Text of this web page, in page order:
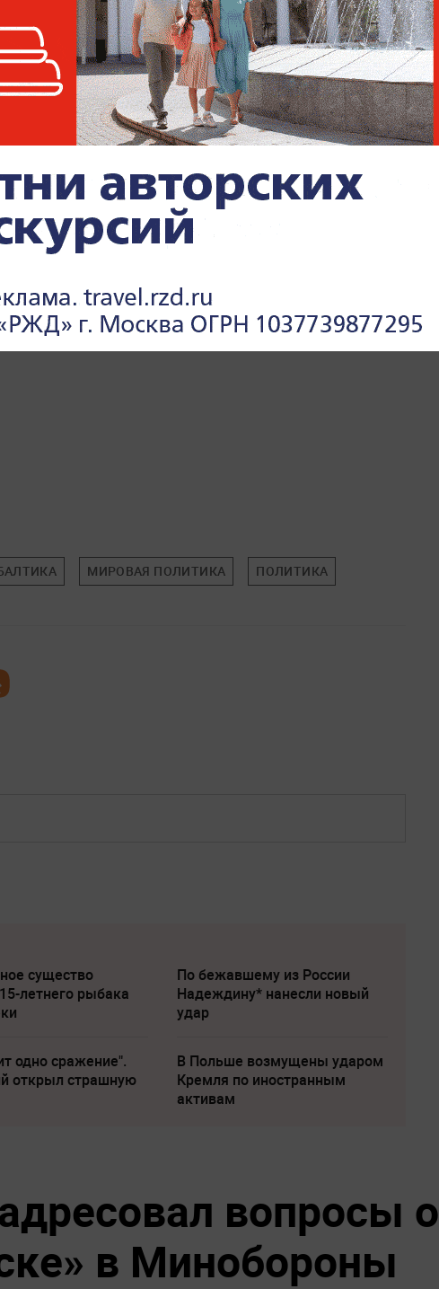
МИРОВАЯ ПОЛИТИКА ПОЛИТИКА
существо
летнего рыбака
По бежавшему из России
Надеждину* нанесли новый
удар
одно сражение".
открыл страшную
В Польше возмущены ударом
Кремля по иностранным
активам
вопросы о
в Минобороны